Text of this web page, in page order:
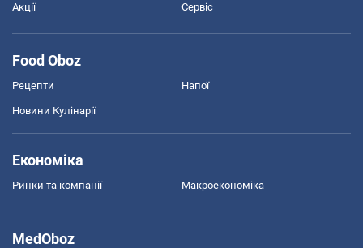
Акції Сервіс
Food Oboz
Рецепти Напої
Новини Кулінарії
Економіка
Ринки та компанії Макроекономіка
MedOboz